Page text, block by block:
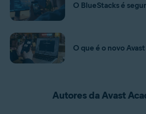
O BlueStacks é
O que é o novo
Autores da Avast